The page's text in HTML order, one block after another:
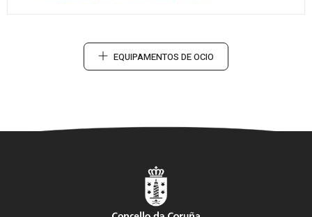
EQUIPAMENTOS DE OCIO